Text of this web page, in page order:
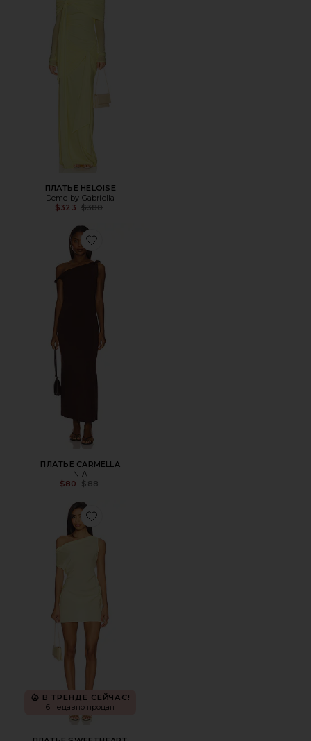
ПЛАТЬЕ HELOISE
Deme by Gabriella
$323 Previous price:
$380
Favorite ПЛАТЬЕ CARMELLA
ПЛАТЬЕ CARMELLA
NIA
$80
Previous price:
$88
Favorite ПЛАТЬЕ SWEETHEART
В ТРЕНДЕ СЕЙЧАС!
6 недавно продан